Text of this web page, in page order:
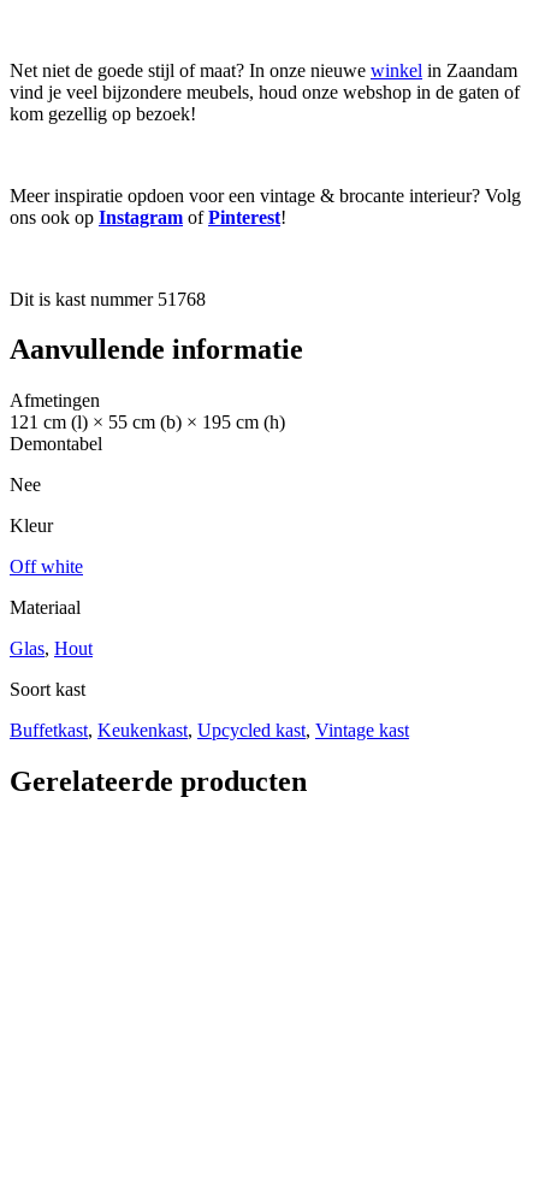
Net niet de goede stijl of maat? In onze nieuwe winkel in Zaandam
vind je veel bijzondere meubels, houd onze webshop in de gaten of
kom gezellig op bezoek!
Meer inspiratie opdoen voor een vintage & brocante interieur? Volg
ons ook op Instagram ofPinterest!
Dit is kast nummer 51768
Aanvullende informatie
Afmetingen
121 cm (l) × 55 cm (b) × 195 cm (h)
Demontabel
Nee
Kleur
Off white
Materiaal
Glas, Hout
Soort kast
Buffetkast, Keukenkast, Upcycled kast, Vintage kast
Gerelateerde producten